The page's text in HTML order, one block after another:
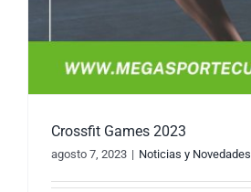
Crossfit Games 2023
agosto 7, 2023 | Noticias y Novedades